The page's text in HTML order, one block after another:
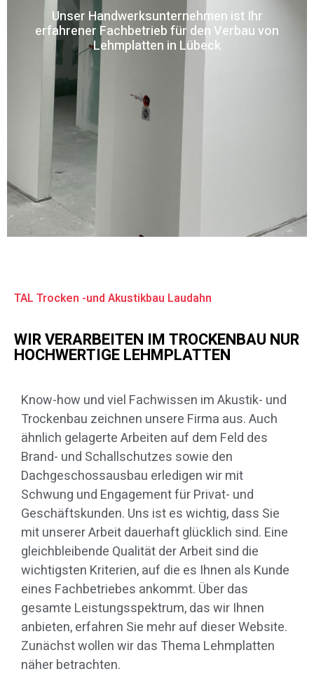
Unser Handwerksunternehmen ist Ihr
erfahrener Fachbetrieb für den Verbau von
Lehmplatten in Lübeck
TAL Trocken -und Akustikbau Laudahn
WIR VERARBEITEN IM TROCKENBAU NUR
HOCHWERTIGE LEHMPLATTEN
Know-how und viel Fachwissen im Akustik- und
Trockenbau zeichnen unsere Firma aus. Auch
ähnlich gelagerte Arbeiten auf dem Feld des
Brand- und Schallschutzes sowie den
Dachgeschossausbau erledigen wir mit
Schwung und Engagement für Privat- und
Geschäftskunden. Uns ist es wichtig, dass Sie
mit unserer Arbeit dauerhaft glücklich sind. Eine
gleichbleibende Qualität der Arbeit sind die
wichtigsten Kriterien, auf die es Ihnen als Kunde
eines Fachbetriebes ankommt. Über das
gesamte Leistungsspektrum, das wir Ihnen
anbieten, erfahren Sie mehr auf dieser Website.
Zunächst wollen wir das Thema Lehmplatten
näher betrachten.